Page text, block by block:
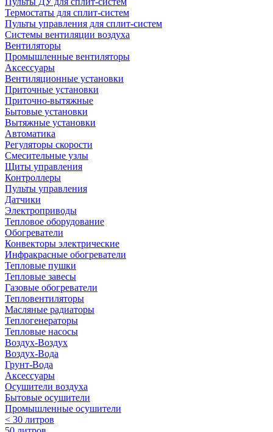
Термостаты для сплит-систем
Пульты управления для сплит-систем
Системы вентиляции воздуха
Вентиляторы
Промышленные вентиляторы
Аксессуары
Вентиляционные установки
Приточные установки
Приточно-вытяжные
Бытовые установки
Вытяжные установки
Автоматика
Регуляторы скорости
Смесительные узлы
Щиты управления
Контроллеры
Пульты управления
Датчики
Электроприводы
Тепловое оборудование
Обогреватели
Конвекторы электрические
Инфракрасные обогреватели
Тепловые пушки
Тепловые завесы
Газовые обогреватели
Тепловентиляторы
Масляные радиаторы
Теплогенераторы
Тепловые насосы
Воздух-Воздух
Воздух-Вода
Грунт-Вода
Аксессуары
Осушители воздуха
Бытовые осушители
Промышленные осушители
< 30 литров